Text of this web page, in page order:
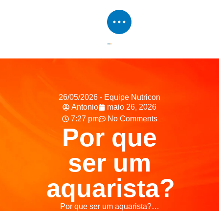
26/05/2026 - Equipe Nutricon
Antonio
maio 26, 2026
7:27 pm
No Comments
Por que
ser um
aquarista?
Por que ser um aquarista?…